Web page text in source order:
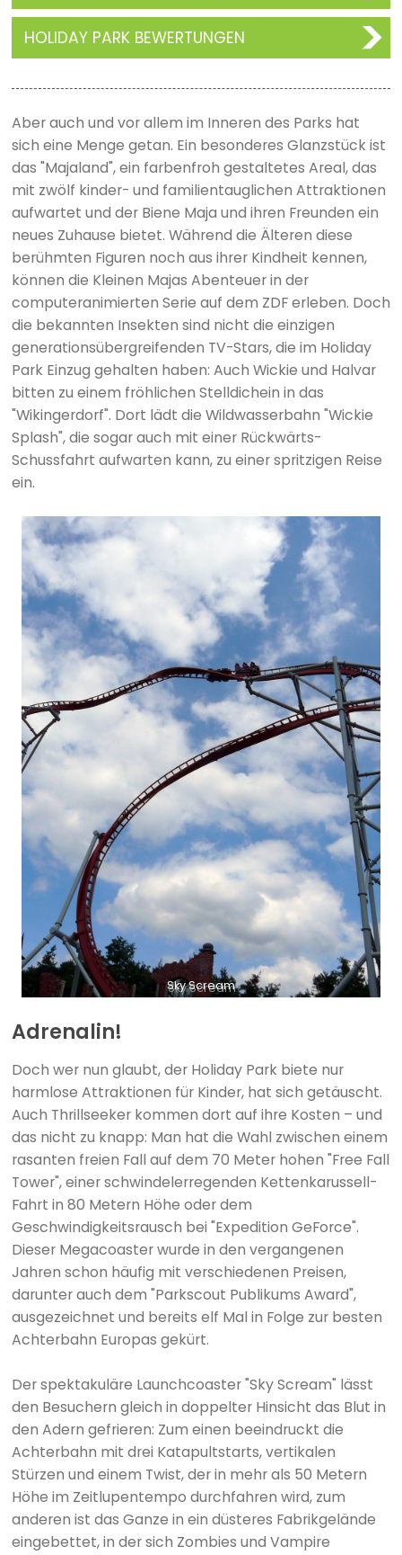
HOLIDAY PARK BEWERTUNGEN
Aber auch und vor allem im Inneren des Parks hat
sich eine Menge getan. Ein besonderes Glanzstück ist
das "Majaland", ein farbenfroh gestaltetes Areal, das
mit zwölf kinder- und familientauglichen Attraktionen
aufwartet und der Biene Maja und ihren Freunden ein
neues Zuhause bietet. Während die Älteren diese
berühmten Figuren noch aus ihrer Kindheit kennen,
können die Kleinen Majas Abenteuer in der
computeranimierten Serie auf dem ZDF erleben. Doch
die bekannten Insekten sind nicht die einzigen
generationsübergreifenden TV-Stars, die im Holiday
Park Einzug gehalten haben: Auch Wickie und Halvar
bitten zu einem fröhlichen Stelldichein in das
"Wikingerdorf". Dort lädt die Wildwasserbahn "Wickie
Splash", die sogar auch mit einer Rückwärts-
Schussfahrt aufwarten kann, zu einer spritzigen Reise
ein.
Sky Scream
Adrenalin!
Doch wer nun glaubt, der Holiday Park biete nur
harmlose Attraktionen für Kinder, hat sich getäuscht.
Auch Thrillseeker kommen dort auf ihre Kosten – und
das nicht zu knapp: Man hat die Wahl zwischen einem
rasanten freien Fall auf dem 70 Meter hohen "Free Fall
Tower", einer schwindelerregenden Kettenkarussell-
Fahrt in 80 Metern Höhe oder dem
Geschwindigkeitsrausch bei "Expedition GeForce".
Dieser Megacoaster wurde in den vergangenen
Jahren schon häufig mit verschiedenen Preisen,
darunter auch dem "Parkscout Publikums Award",
ausgezeichnet und bereits elf Mal in Folge zur besten
Achterbahn Europas gekürt.
Der spektakuläre Launchcoaster "Sky Scream" lässt
den Besuchern gleich in doppelter Hinsicht das Blut in
den Adern gefrieren: Zum einen beeindruckt die
Achterbahn mit drei Katapultstarts, vertikalen
Stürzen und einem Twist, der in mehr als 50 Metern
Höhe im Zeitlupentempo durchfahren wird, zum
anderen ist das Ganze in ein düsteres Fabrikgelände
eingebettet, in der sich Zombies und Vampire